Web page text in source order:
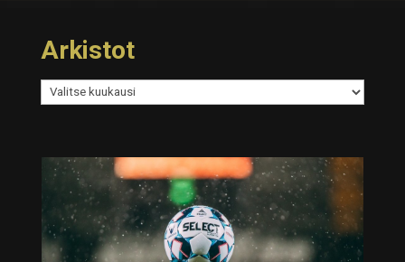
Arkistot
Arkistot